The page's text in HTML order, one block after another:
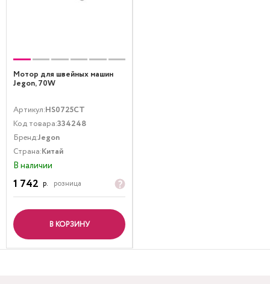
Мотор для швейных машин
Jegon, 70W
Артикул:HS0725CT
Код товара:334248
Бренд:Jegon
Страна:Китай
В наличии
1 742 р. розница
В КОРЗИНУ